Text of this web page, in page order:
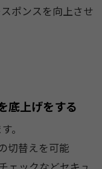
ポンスを向上させ
底上げをする
。
切替えを可能